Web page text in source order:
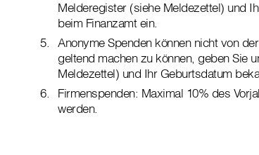
Melderegister (siehe Meldezettel) und
beim Finanzamt ein.
Anonyme Spenden können nicht von
geltend machen zu können, geben Sie
Meldezettel) und Ihr Geburtsdatum
Firmenspenden: Maximal 10% des
werden.